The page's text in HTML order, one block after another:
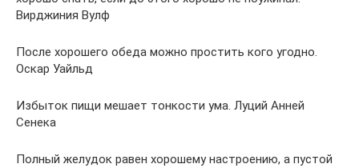
Вирджиния Вулф
После хорошего обеда можно простить кого угодно.
Оскар Уайльд
Избыток пищи мешает тонкости ума. Луций Анней
Сенека
Полный желудок равен хорошему настроению, а пустой